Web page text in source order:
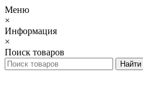
Меню
×
Информация
×
Поиск товаров